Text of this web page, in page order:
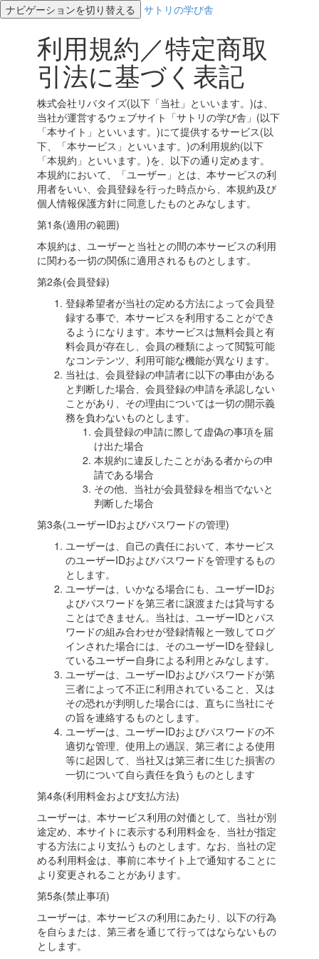
ナビゲーションを切り替える サトリの学び舎
利用規約／特定商取
引法に基づく表記
株式会社リバタイズ(以下「当社」といいます。)は、
当社が運営するウェブサイト「サトリの学び舎」(以下
「本サイト」といいます。)にて提供するサービス(以
下、「本サービス」といいます。)の利用規約(以下
「本規約」といいます。)を、以下の通り定めます。
本規約において、「ユーザー」とは、本サービスの利
用者をいい、会員登録を行った時点から、本規約及び
個人情報保護方針に同意したものとみなします。
第1条(適用の範囲)
本規約は、ユーザーと当社との間の本サービスの利用
に関わる一切の関係に適用されるものとします。
第2条(会員登録)
登録希望者が当社の定める方法によって会員登
録する事で、本サービスを利用することができ
るようになります。本サービスは無料会員と有
料会員が存在し、会員の種類によって閲覧可能
なコンテンツ、利用可能な機能が異なります。
当社は、会員登録の申請者に以下の事由がある
と判断した場合、会員登録の申請を承認しない
ことがあり、その理由については一切の開示義
務を負わないものとします。
会員登録の申請に際して虚偽の事項を届
け出た場合
本規約に違反したことがある者からの申
請である場合
その他、当社が会員登録を相当でないと
判断した場合
第3条(ユーザーIDおよびパスワードの管理)
ユーザーは、自己の責任において、本サービス
のユーザーIDおよびパスワードを管理するもの
とします。
ユーザーは、いかなる場合にも、ユーザーIDお
よびパスワードを第三者に譲渡または貸与する
ことはできません。当社は、ユーザーIDとパス
ワードの組み合わせが登録情報と一致してログ
インされた場合には、そのユーザーIDを登録し
ているユーザー自身による利用とみなします。
ユーザーは、ユーザーIDおよびパスワードが第
三者によって不正に利用されていること、又は
その恐れが判明した場合には、直ちに当社にそ
の旨を連絡するものとします。
ユーザーは、ユーザーIDおよびパスワードの不
適切な管理、使用上の過誤、第三者による使用
等に起因して、当社又は第三者に生じた損害の
一切について自ら責任を負うものとします
第4条(利用料金および支払方法)
ユーザーは、本サービス利用の対価として、当社が別
途定め、本サイトに表示する利用料金を、当社が指定
する方法により支払うものとします。なお、当社の定
める利用料金は、事前に本サイト上で通知することに
より変更されることがあります。
第5条(禁止事項)
ユーザーは、本サービスの利用にあたり、以下の行為
を自らまたは、第三者を通じて行ってはならないもの
とします。